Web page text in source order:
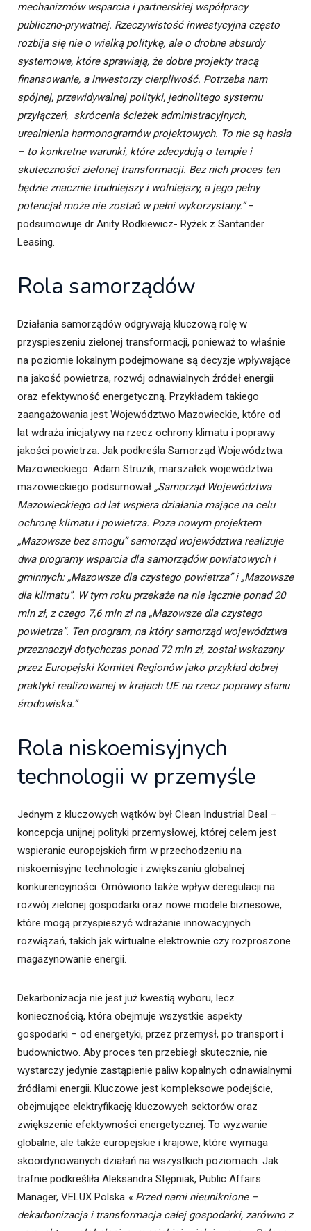
mechanizmów wsparcia i partnerskiej współpracy
publiczno-prywatnej. Rzeczywistość inwestycyjna często
rozbija się nie o wielką politykę, ale o drobne absurdy
systemowe, które sprawiają, że dobre projekty tracą
finansowanie, a inwestorzy cierpliwość. Potrzeba nam
spójnej, przewidywalnej polityki, jednolitego systemu
przyłączeń, skrócenia ścieżek administracyjnych,
urealnienia harmonogramów projektowych. To nie są hasła
– to konkretne warunki, które zdecydują o tempie i
skuteczności zielonej transformacji. Bez nich proces ten
będzie znacznie trudniejszy i wolniejszy, a jego pełny
potencjał może nie zostać w pełni wykorzystany.”–
podsumowuje dr Anity Rodkiewicz- Ryżek z Santander
Leasing.
Rola samorządów
Działania samorządów odgrywają kluczową rolę w
przyspieszeniu zielonej transformacji, ponieważ to właśnie
na poziomie lokalnym podejmowane są decyzje wpływające
na jakość powietrza, rozwój odnawialnych źródeł energii
oraz efektywność energetyczną. Przykładem takiego
zaangażowania jest Województwo Mazowieckie, które od
lat wdraża inicjatywy na rzecz ochrony klimatu i poprawy
jakości powietrza. Jak podkreśla Samorząd Województwa
Mazowieckiego: Adam Struzik, marszałek województwa
mazowieckiego podsumował „Samorząd Województwa
Mazowieckiego od lat wspiera działania mające na celu
ochronę klimatu i powietrza. Poza nowym projektem
„Mazowsze bez smogu” samorząd województwa realizuje
dwa programy wsparcia dla samorządów powiatowych i
gminnych: „Mazowsze dla czystego powietrza” i „Mazowsze
dla klimatu”. W tym roku przekaże na nie łącznie ponad 20
mln zł, z czego 7,6 mln zł na „Mazowsze dla czystego
powietrza”. Ten program, na który samorząd województwa
przeznaczył dotychczas ponad 72 mln zł, został wskazany
przez Europejski Komitet Regionów jako przykład dobrej
praktyki realizowanej w krajach UE na rzecz poprawy stanu
środowiska.”
Rola niskoemisyjnych
technologii w przemyśle
Jednym z kluczowych wątków był Clean Industrial Deal –
koncepcja unijnej polityki przemysłowej, której celem jest
wspieranie europejskich firm w przechodzeniu na
niskoemisyjne technologie i zwiększaniu globalnej
konkurencyjności. Omówiono także wpływ deregulacji na
rozwój zielonej gospodarki oraz nowe modele biznesowe,
które mogą przyspieszyć wdrażanie innowacyjnych
rozwiązań, takich jak wirtualne elektrownie czy rozproszone
magazynowanie energii.
Dekarbonizacja nie jest już kwestią wyboru, lecz
koniecznością, która obejmuje wszystkie aspekty
gospodarki – od energetyki, przez przemysł, po transport i
budownictwo. Aby proces ten przebiegł skutecznie, nie
wystarczy jedynie zastąpienie paliw kopalnych odnawialnymi
źródłami energii. Kluczowe jest kompleksowe podejście,
obejmujące elektryfikację kluczowych sektorów oraz
zwiększenie efektywności energetycznej. To wyzwanie
globalne, ale także europejskie i krajowe, które wymaga
skoordynowanych działań na wszystkich poziomach. Jak
trafnie podkreśliła Aleksandra Stępniak, Public Affairs
Manager, VELUX Polska « Przed nami nieuniknione –
dekarbonizacja i transformacja całej gospodarki, zarówno z